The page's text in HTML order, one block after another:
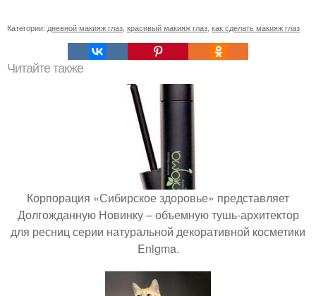
Категории: дневной макияж глаз красивый макияж глаз как сделать макияж глаз
Читайте также
Корпорация «Сибирское здоровье» представляет
Долгожданную Новинку – объемную тушь-архитектор
для ресниц серии натуральной декоративной косметики
Enigma.